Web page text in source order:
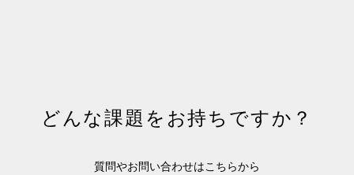
どんな課題をお持ちですか？
質問やお問い合わせはこちらから